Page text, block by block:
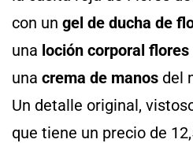
con un gel de ducha de
una loción corporal flores
una crema de manos del
Un detalle original,
que tiene un precio de